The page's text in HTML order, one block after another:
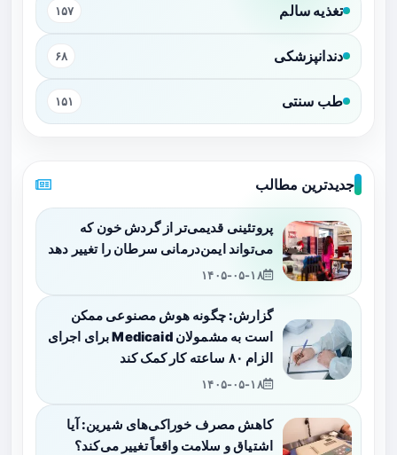
تغذیه سالم ۱۵۷
دندانپزشکی ۶۸
طب سنتی ۱۵۱
جدیدترین مطالب
پروتئینی قدیمی‌تر از گردش خون که
می‌تواند ایمن‌درمانی سرطان را تغییر دهد
۱۴۰۵-۰۵-۱۸
گزارش: چگونه هوش مصنوعی ممکن
است به مشمولان Medicaid برای اجرای
الزام ۸۰ ساعته کار کمک کند
۱۴۰۵-۰۵-۱۸
کاهش مصرف خوراکی‌های شیرین: آیا
اشتیاق و سلامت واقعاً تغییر می‌کند؟